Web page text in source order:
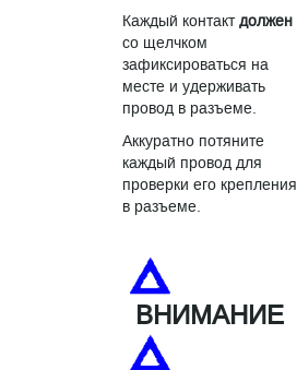
Каждый контактдолжен
со щелчком
зафиксироваться на
месте и удерживать
провод в разъеме.
Аккуратно потяните
каждый провод для
проверки его крепления
в разъеме.
ВНИМАНИЕ